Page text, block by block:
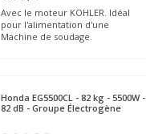
Avec le moteur KOHLER. Idéal
pour l'alimentation d'une
Machine de soudage.
Honda EG5500CL - 82 kg - 5500W -
82 dB - Groupe Électrogène